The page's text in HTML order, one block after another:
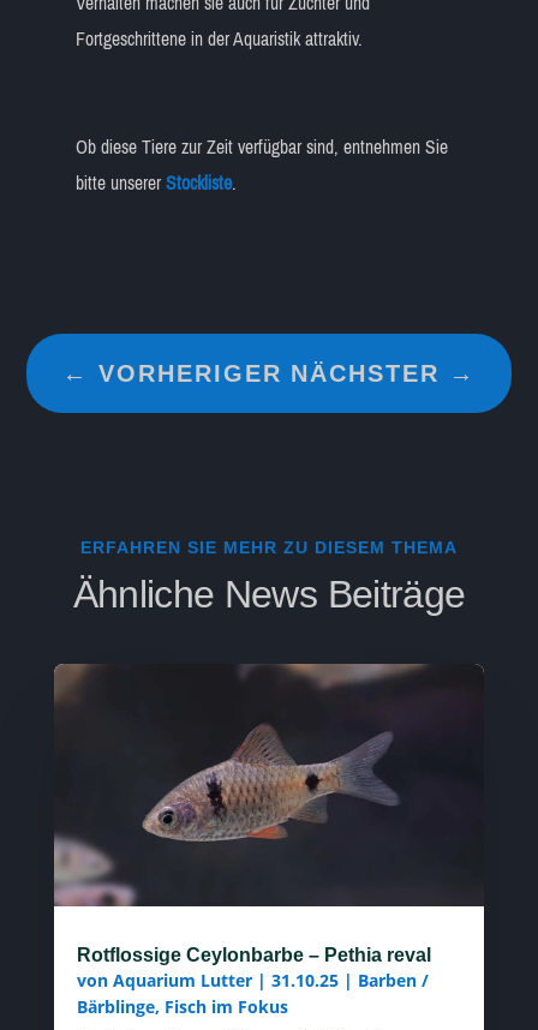
Fortgeschrittene in der Aquaristik attraktiv.
Ob diese Tiere zur Zeit verfügbar sind, entnehmen Sie
bitte unsererStockliste.
←VORHERIGER NÄCHSTER →
ERFAHREN SIE MEHR ZU DIESEM THEMA
Ähnliche News Beiträge
Rotflossige Ceylonbarbe – Pethia reval
von Aquarium Lutter| 31.10.25| Barben /
Bärblinge, Fisch im Fokus